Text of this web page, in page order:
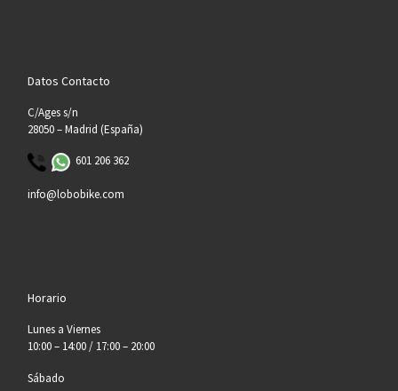
Datos Contacto
C/Ages s/n
28050 – Madrid (España)
601 206 362
info@lobobike.com
Horario
Lunes a Viernes
10:00 – 14:00 / 17:00 – 20:00
Sábado